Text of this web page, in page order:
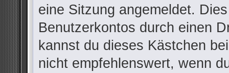
eine Sitzung angemeldet.
Benutzerkontos durch einen
kannst du dieses Kästchen
nicht empfehlenswert, wenn